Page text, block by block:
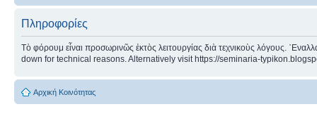
Πληροφορίες
Τὸ φόρουμ εἶναι προσωρινῶς ἐκτὸς λειτουργίας διὰ τεχνικοὺς λόγους.
down for technical reasons. Alternatively visit https://seminaria-
Αρχική Κοινότητας